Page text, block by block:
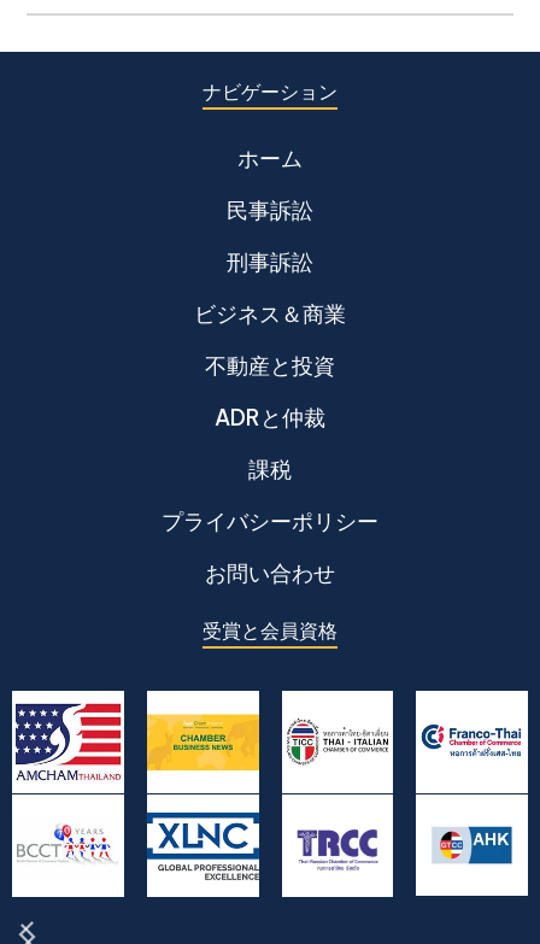
ナビゲーション
ホーム
民事訴訟
刑事訴訟
ビジネス＆商業
不動産と投資
ADRと仲裁
課税
プライバシーポリシー
お問い合わせ
受賞と会員資格